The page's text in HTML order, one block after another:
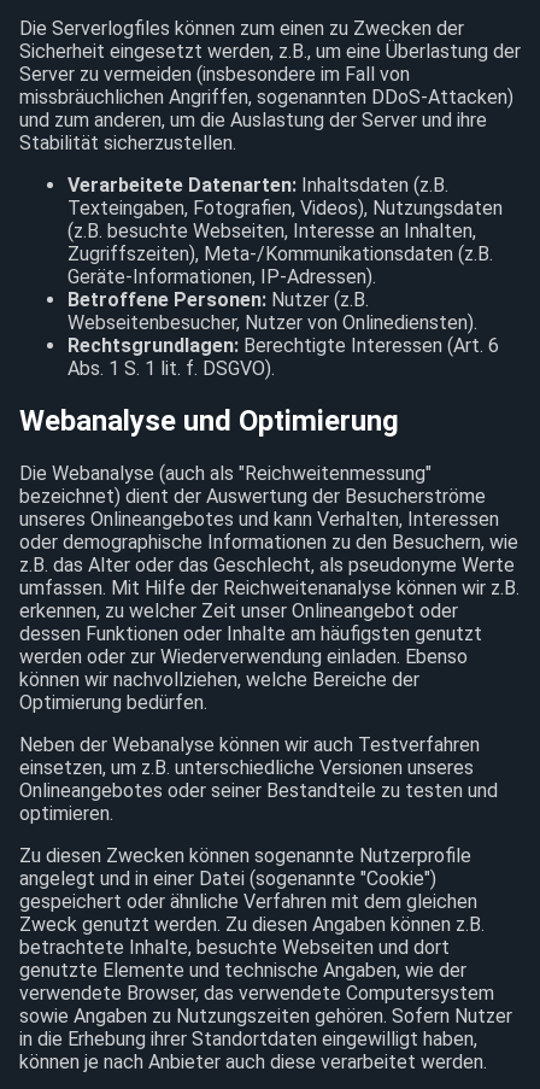
Die Serverlogfiles können zum einen zu Zwecken der
Sicherheit eingesetzt werden, z.B., um eine Überlastung der
Server zu vermeiden (insbesondere im Fall von
missbräuchlichen Angriffen, sogenannten DDoS-Attacken)
und zum anderen, um die Auslastung der Server und ihre
Stabilität sicherzustellen.
Verarbeitete Datenarten: Inhaltsdaten (z.B.
Texteingaben, Fotografien, Videos), Nutzungsdaten
(z.B. besuchte Webseiten, Interesse an Inhalten,
Zugriffszeiten), Meta-/Kommunikationsdaten (z.B.
Geräte-Informationen, IP-Adressen).
Betroffene Personen: Nutzer (z.B.
Webseitenbesucher, Nutzer von Onlinediensten).
Rechtsgrundlagen: Berechtigte Interessen (Art. 6
Abs. 1 S. 1 lit. f. DSGVO).
Webanalyse und Optimierung
Die Webanalyse (auch als "Reichweitenmessung"
bezeichnet) dient der Auswertung der Besucherströme
unseres Onlineangebotes und kann Verhalten, Interessen
oder demographische Informationen zu den Besuchern, wie
z.B. das Alter oder das Geschlecht, als pseudonyme Werte
umfassen. Mit Hilfe der Reichweitenanalyse können wir z.B.
erkennen, zu welcher Zeit unser Onlineangebot oder
dessen Funktionen oder Inhalte am häufigsten genutzt
werden oder zur Wiederverwendung einladen. Ebenso
können wir nachvollziehen, welche Bereiche der
Optimierung bedürfen.
Neben der Webanalyse können wir auch Testverfahren
einsetzen, um z.B. unterschiedliche Versionen unseres
Onlineangebotes oder seiner Bestandteile zu testen und
optimieren.
Zu diesen Zwecken können sogenannte Nutzerprofile
angelegt und in einer Datei (sogenannte "Cookie")
gespeichert oder ähnliche Verfahren mit dem gleichen
Zweck genutzt werden. Zu diesen Angaben können z.B.
betrachtete Inhalte, besuchte Webseiten und dort
genutzte Elemente und technische Angaben, wie der
verwendete Browser, das verwendete Computersystem
sowie Angaben zu Nutzungszeiten gehören. Sofern Nutzer
in die Erhebung ihrer Standortdaten eingewilligt haben,
können je nach Anbieter auch diese verarbeitet werden.